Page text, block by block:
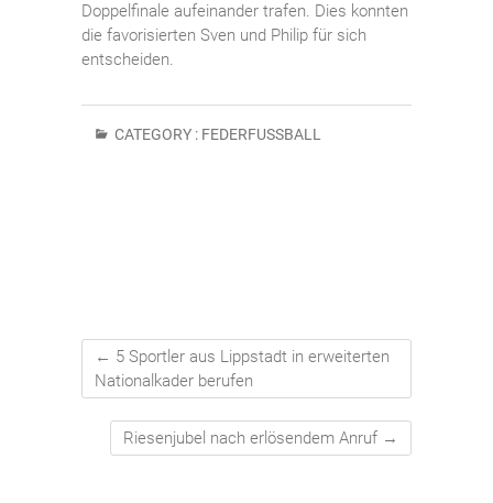
Doppelfinale aufeinander trafen. Dies konnten
die favorisierten Sven und Philip für sich
entscheiden.
CATEGORY : FEDERFUSSBALL
← 5 Sportler aus Lippstadt in erweiterten
Nationalkader berufen
Riesenjubel nach erlösendem Anruf →